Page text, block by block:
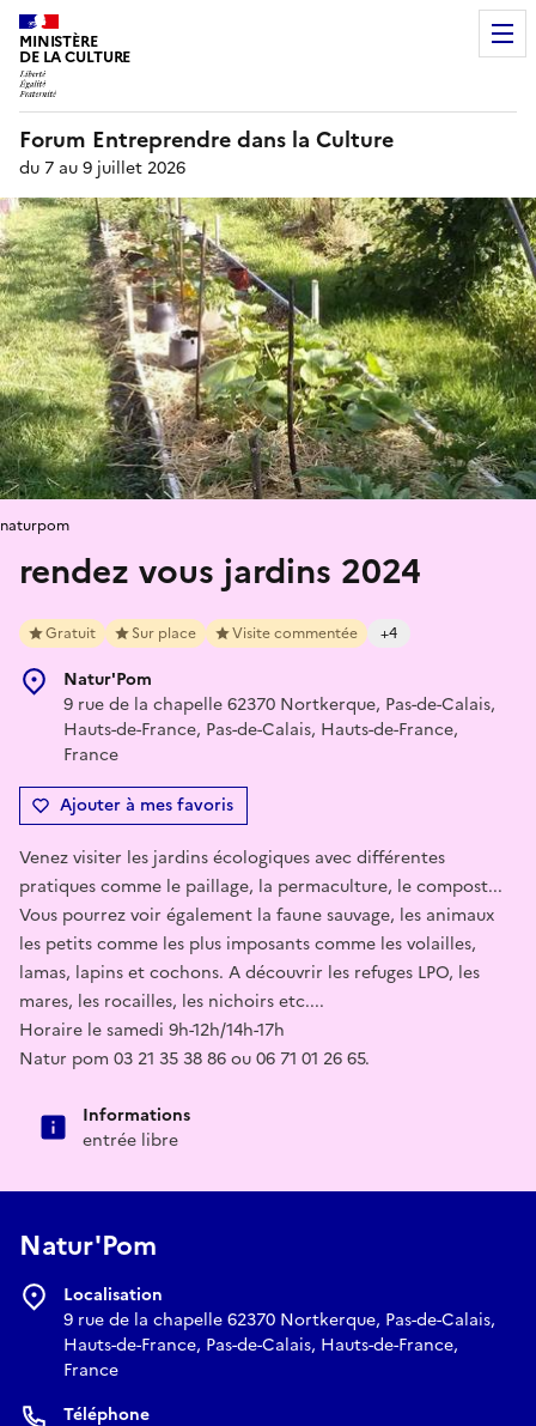
MINISTÈRE
DE LA CULTURE
Forum Entreprendre dans la Culture
du 7 au 9 juillet 2026
rendez vous jardins 2024
Gratuit Sur place Visite commentée +4
Natur'Pom
9 rue de la chapelle 62370 Nortkerque, Pas-de-Calais,
Hauts-de-France, Pas-de-Calais, Hauts-de-France,
France
Ajouter à mes favoris
naturpom
Venez visiter les jardins écologiques avec différentes
pratiques comme le paillage, la permaculture, le compost...
Vous pourrez voir également la faune sauvage, les animaux
les petits comme les plus imposants comme les volailles,
lamas, lapins et cochons. A découvrir les refuges LPO, les
mares, les rocailles, les nichoirs etc....
Horaire le samedi 9h-12h/14h-17h
Natur pom 03 21 35 38 86 ou 06 71 01 26 65.
Informations
entrée libre
Natur'Pom
Localisation
9 rue de la chapelle 62370 Nortkerque, Pas-de-Calais,
Hauts-de-France, Pas-de-Calais, Hauts-de-France,
France
Téléphone